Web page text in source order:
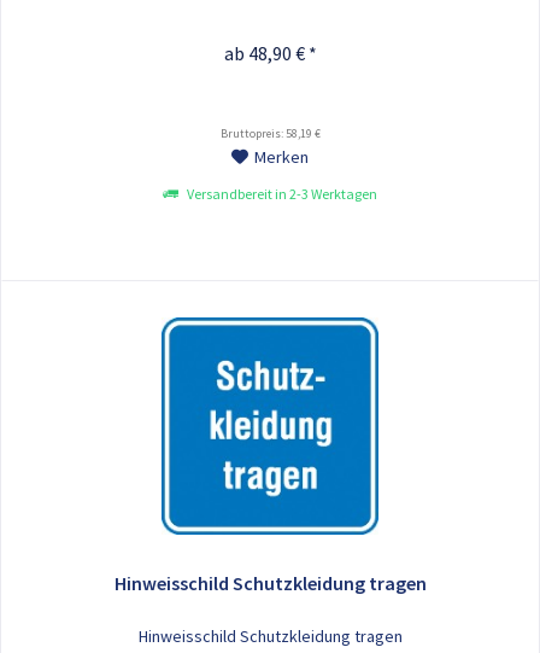
ab 48,90 € *
Bruttopreis: 58,19 €
Merken
Versandbereit in 2-3 Werktagen
Hinweisschild Schutzkleidung tragen
Hinweisschild Schutzkleidung tragen